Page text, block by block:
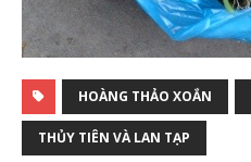
HOÀNG THẢO XOẮN
THỦY TIÊN VÀ LAN TẠP